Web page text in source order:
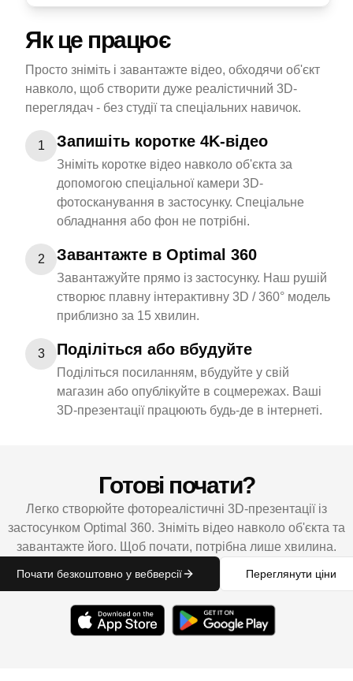
Як це працює
Просто зніміть і завантажте відео, обходячи об'єкт
навколо, щоб створити дуже реалістичний 3D-
переглядач - без студії та спеціальних навичок.
1 Запишіть коротке 4K-відео
Зніміть коротке відео навколо об'єкта за
допомогою спеціальної камери 3D-
фотосканування в застосунку. Спеціальне
обладнання або фон не потрібні.
2 Завантажте в Optimal 360
Завантажуйте прямо із застосунку. Наш рушій
створює плавну інтерактивну 3D / 360° модель
приблизно за 15 хвилин.
3 Поділіться або вбудуйте
Поділіться посиланням, вбудуйте у свій
магазин або опублікуйте в соцмережах. Ваші
3D-презентації працюють будь-де в інтернеті.
Готові почати?
Легко створюйте фотореалістичні 3D-презентації із
застосунком Optimal 360. Зніміть відео навколо об'єкта та
завантажте його. Щоб почати, потрібна лише хвилина.
Почати безкоштовно у вебверсії Переглянути ціни